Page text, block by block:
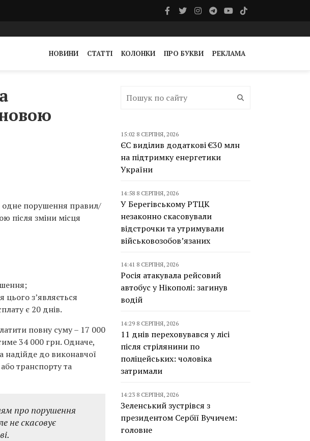
НОВИНИ СТАТТІ КОЛОНКИ ПРО БУКВИ РЕКЛАМА
одне порушення правил/
після зміни місця
цього зʼявляється
є 20 днів.
повну суму – 17 000
34 000 грн. Одначе,
надійде до виконавчої
транспорту та
про порушення
не скасовує
15:02 8 СЕРПНЯ, 2026
ЄС виділив додаткові €30 млн
на підтримку енергетики
України
14:58 8 СЕРПНЯ, 2026
У Берегівському РТЦК
незаконно скасовували
відстрочки та утримували
військовозобов’язаних
14:41 8 СЕРПНЯ, 2026
Росія атакувала рейсовий
автобус у Нікополі: загинув
водій
14:29 8 СЕРПНЯ, 2026
11 днів переховувався у лісі
після стрілянини по
поліцейських: чоловіка
затримали
14:23 8 СЕРПНЯ, 2026
Зеленський зустрівся з
президентом Сербії Вучичем:
головне